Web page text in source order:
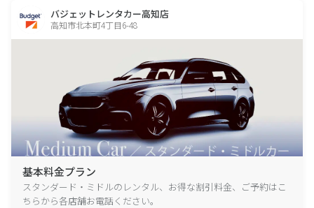
バジェットレンタカー高知店
高知市北本町4丁目6-48
基本料金プラン
スタンダード・ミドルのレンタル、お得な割引料金、ご予約はこ
ちらから各店舗お電話ください。